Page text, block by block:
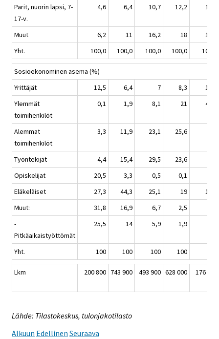
Parit, nuorin lapsi, 7-
17-v.
4,6 6,4 10,7 12,2 10,7
Muut 6,2 11 16,2 18
12,9
Yht.
100,0 100,0 100,0 100,0 100,0
Sosioekonominen asema (%)
Yrittäjät
12,5 6,4 7 8,3
16,1
Ylemmät
toimihenkilöt
0,1 1,9 8,1 21 45,5
Alemmat
toimihenkilöt
3,3 11,9 23,1 25,6
Työntekijät 4,4 15,4 29,5 23,6
Opiskelijat
20,5 3,3 0,5 0,1
Eläkeläiset
27,3 44,3 25,1 19
16,6
Muut:
31,8 16,9 6,7 2,5
-
Pitkäaikaistyöttömät
25,5 14 5,9 1,9
Yht. 100 100 100 100
Lkm 200 800 743 900 493 900 628 000 176 500
Lähde: Tilastokeskus, tulonjakotilasto
Alkuun Edellinen Seuraava